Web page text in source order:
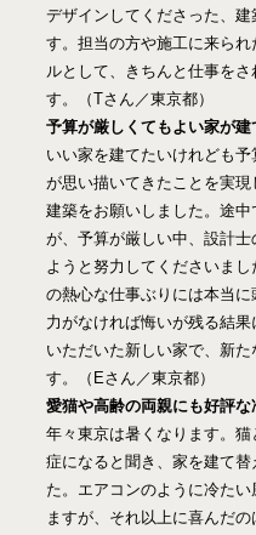
デザインしてくださった、
す。担当の方や施工に来ら
ルとして、きちんと仕事を
す。（Tさん／東京都）
予算が厳しくてもよい家が建
いい家を建てたいけれども
が思い描いてきたことを実
建築をお願いしました。途
が、予算が厳しい中、設計
ようと努力してくださいま
の熱心な仕事ぶりには本当
力がなければ悔いが残る結
いただいた新しい家で、新
す。（Eさん／東京都）
愛猫や高齢の両親にも好評な
年々東京は暑くなります。
症になると聞き、家を建て
た。エアコンのように冷た
ますが、それ以上に喜んだ